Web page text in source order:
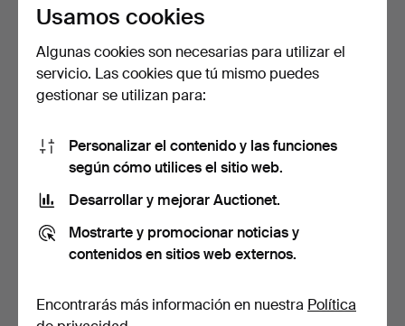
TAZA CHINA, MOTIVO DE
PAISAJE, PORCELANA, …
9 horas 6 min
DECORACIÓN EN
RELIEVE.
9 horas 10 min
Usamos cookies
Algunas cookies son necesarias para utilizar el
servicio. Las cookies que tú mismo puedes
gestionar se utilizan para:
Personalizar el contenido y las funciones
según cómo utilices el sitio web.
Desarrollar y mejorar Auctionet.
Mostrarte y promocionar noticias y
contenidos en sitios web externos.
Encontrarás más información en nuestra Política